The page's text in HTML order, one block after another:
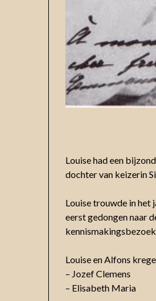
Louise had een
dochter van keizerin
Louise trouwde in het
eerst gedongen naar
Louise en Alfons
– Jozef Clemens
– Elisabeth Maria